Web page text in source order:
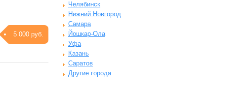
5 000 руб.
Челябинск
Нижний Новгород
Самара
Йошкар-Ола
Уфа
Казань
Саратов
Другие города